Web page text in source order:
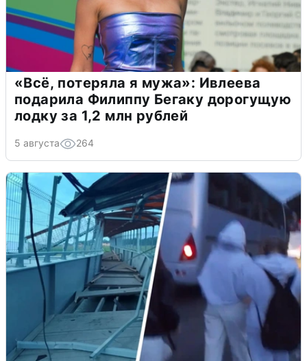
«Всё, потеряла я мужа»: Ивлеева
подарила Филиппу Бегаку дорогущую
лодку за 1,2 млн рублей
5 августа 264